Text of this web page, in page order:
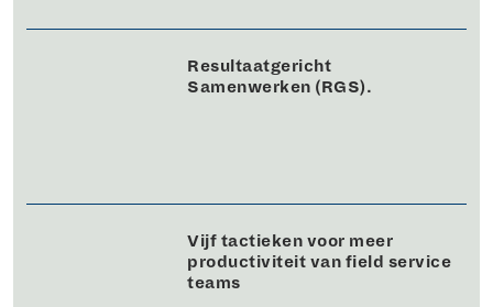
Resultaatgericht
Samenwerken (RGS).
Vijf tactieken voor meer
productiviteit van field service
teams